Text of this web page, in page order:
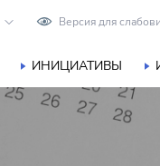
Версия для
ИНИЦИАТИВЫ